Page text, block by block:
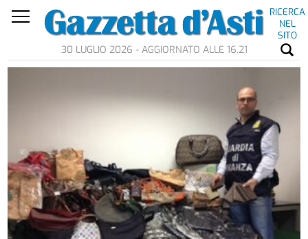
RICERCA
NEL
SITO
30 LUGLIO 2026 - AGGIORNATO ALLE 16.21